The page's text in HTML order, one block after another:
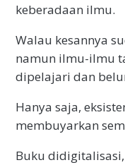
keberadaan ilmu.
Walau kesannya
namun ilmu-ilmu
dipelajari dan
Hanya saja,
membuyarkan
Buku